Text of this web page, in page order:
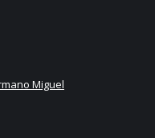
Miguel